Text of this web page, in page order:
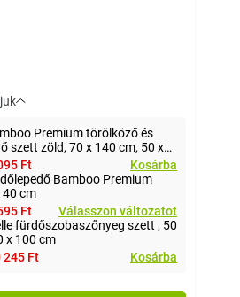
Premium törölköző és
szett zöld, 70 x 140 cm, 50 x
Ft
Kosárba
Bamboo Premium
cm
Ft
Válasszon változatot
fürdőszobaszőnyeg szett , 50
x 100 cm
245 Ft Kosárba